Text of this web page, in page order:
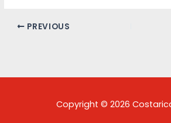
PREVIOUS
Copyright © 2026